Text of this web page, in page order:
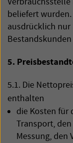
beliefert
ausdrücklich
5.
5.1. Die
enthalten
die Kosten für
Transport,
Messung, den